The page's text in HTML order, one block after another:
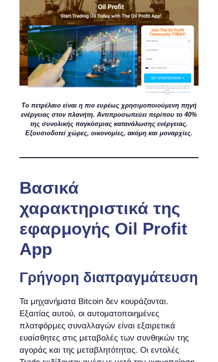
Το πετρέλαιο είναι η πιο ευρέως χρησιμοποιούμενη πηγή
ενέργειας στον πλανήτη. Αντιπροσωπεύει περίπου το 40%
της συνολικής παγκόσμιας κατανάλωσης ενέργειας.
Εξουσιοδοτεί χώρες, οικονομίες, ακόμη και μοναρχίες.
Βασικά
χαρακτηριστικά της
εφαρμογής Oil Profit
App
Γρήγορη διαπραγμάτευση
Τα μηχανήματα Bitcoin δεν κουράζονται.
Εξαιτίας αυτού, οι αυτοματοποιημένες
πλατφόρμες συναλλαγών είναι εξαιρετικά
ευαίσθητες στις μεταβολές των συνθηκών της
αγοράς και της μεταβλητότητας. Οι εντολές